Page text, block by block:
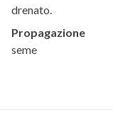
drenato.
Propagazione
seme